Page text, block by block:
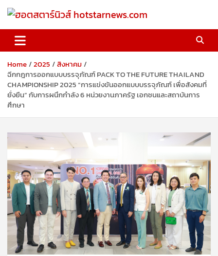
ฮอตสตาร์นิวส์ hotstarnews.com
Home 2025
สิงหาคม
ฉีกกฎการออกแบบบรรจุภัณฑ์ PACK TO THE FUTURE THAILAND
CHAMPIONSHIP 2025 “การแข่งขันออกแบบบรรจุภัณฑ์ เพื่อสังคมที่
ยั่งยืน” กับการผนึกกำลัง 6 หน่วยงานภาครัฐ เอกชนและสถาบันการ
ศึกษา